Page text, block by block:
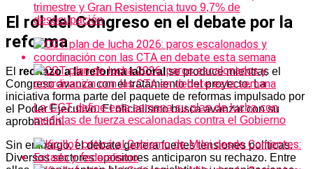
El rol del Congreso en el debate por la
reforma
El rechazo a la reforma laboral se produce mientras el
Congreso avanza con el tratamiento del proyecto. La
iniciativa forma parte del paquete de reformas impulsado por
el Poder Ejecutivo. El oficialismo busca avanzar con su
aprobación.
Sin embargo, el debate genera fuertes tensiones políticas.
Diversos sectores opositores anticiparon su rechazo. Entre
trimestre y Gran Resistencia tuvo 9,7% de
desocupación
La CGT define esta semana su plan de lucha con
medidas de fuerza escalonadas contra el Gobierno